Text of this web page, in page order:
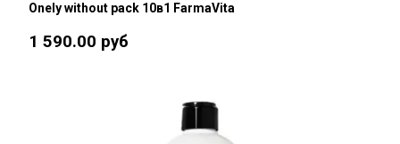
Onely without pack 10в1 FarmaVita
1 590.00 руб